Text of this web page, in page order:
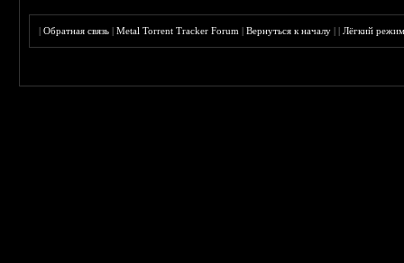
|Обратная связь |Metal Torrent Tracker Forum |Вернуться к началу ||Лёгкий